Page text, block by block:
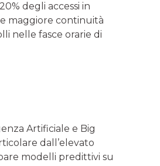
degli accessi in
maggiore continuità
nelle fasce orarie di
Artificiale e Big
dall’elevato
modelli predittivi su